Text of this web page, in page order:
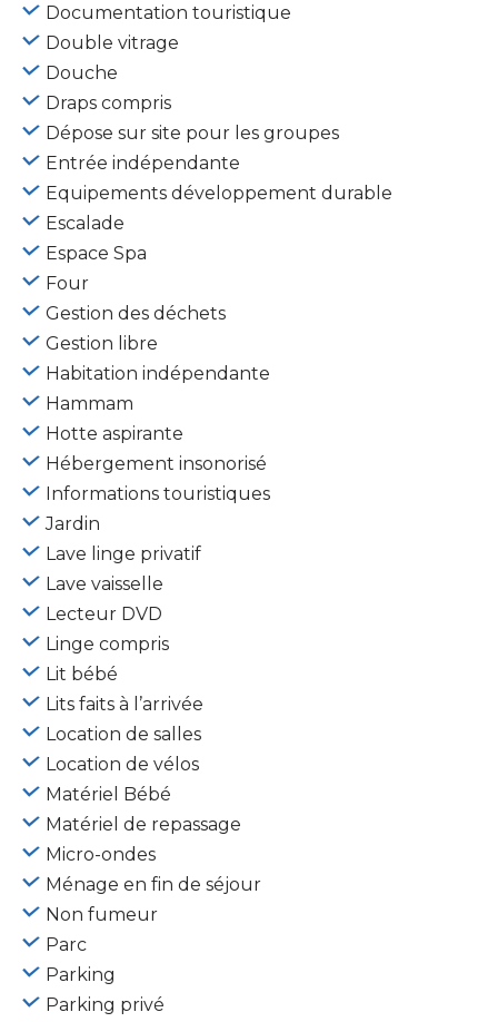
Documentation touristique
Double vitrage
Douche
Draps compris
Dépose sur site pour les groupes
Entrée indépendante
Equipements développement durable
Escalade
Espace Spa
Four
Gestion des déchets
Gestion libre
Habitation indépendante
Hammam
Hotte aspirante
Hébergement insonorisé
Informations touristiques
Jardin
Lave linge privatif
Lave vaisselle
Lecteur DVD
Linge compris
Lit bébé
Lits faits à l’arrivée
Location de salles
Location de vélos
Matériel Bébé
Matériel de repassage
Micro-ondes
Ménage en fin de séjour
Non fumeur
Parc
Parking
Parking privé